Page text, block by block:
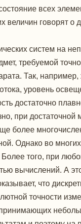
всех
величин говорят
систем на
требуемой
Так,
уровень
достаточно
при
более
Однако во
Более того, при
вычислений. А
что
точности